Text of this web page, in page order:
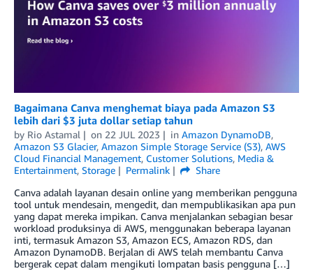
Bagaimana Canva menghemat biaya pada Amazon S3
lebih dari $3 juta dollar setiap tahun
by Rio Astamal on 22 JUL 2023 in Amazon DynamoDB,
Amazon S3 Glacier, Amazon Simple Storage Service (S3), AWS
Cloud Financial Management, Customer Solutions, Media &
Entertainment, Storage Permalink
Share
Canva adalah layanan desain online yang memberikan pengguna
tool untuk mendesain, mengedit, dan mempublikasikan apa pun
yang dapat mereka impikan. Canva menjalankan sebagian besar
workload produksinya di AWS, menggunakan beberapa layanan
inti, termasuk Amazon S3, Amazon ECS, Amazon RDS, dan
Amazon DynamoDB. Berjalan di AWS telah membantu Canva
bergerak cepat dalam mengikuti lompatan basis pengguna […]